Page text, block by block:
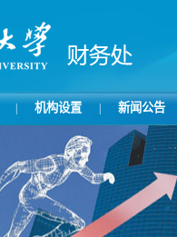
机构设置 新闻公告